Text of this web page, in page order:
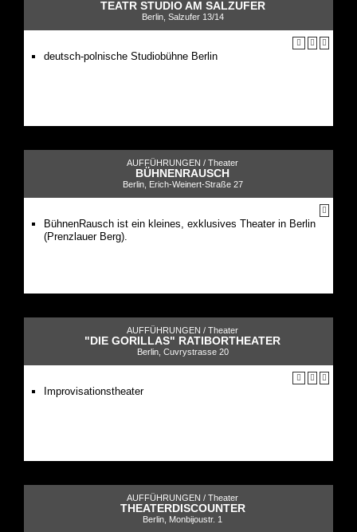
TEATR STUDIO AM SALZUFER
Berlin, Salzufer 13/14
deutsch-polnische Studiobühne Berlin
AUFFÜHRUNGEN / Theater
BÜHNENRAUSCH
Berlin, Erich-Weinert-Straße 27
BühnenRausch ist ein kleines, exklusives Theater in Berlin
(Prenzlauer Berg).
AUFFÜHRUNGEN / Theater
"DIE GORILLAS" RATIBORTHEATER
Berlin, Cuvrystrasse 20
Improvisationstheater
AUFFÜHRUNGEN / Theater
THEATERDISCOUNTER
Berlin, Monbijoustr. 1